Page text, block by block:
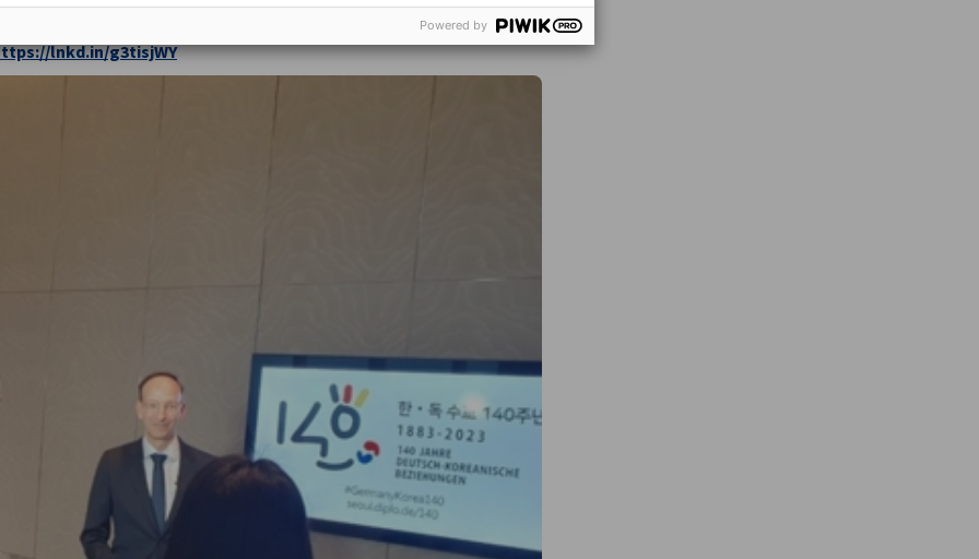
Rest der Welt beeinflussen könnte.
lnkd.in/g3tisjWY
Powered by